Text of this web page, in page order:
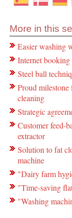
More in this
Easier washing
Internet
Steel ball
Proud
cleaning
Strategic
Customer feed-
extractor
Solution to fat
machine
"Dairy farm
"Time-saving
"Washing